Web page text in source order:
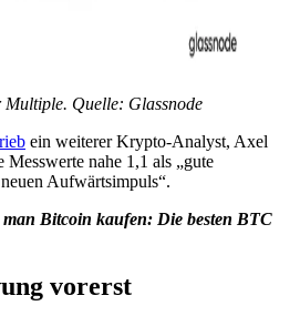
Quelle: Glassnode
ein weiterer Krypto-Analyst, Axel
Messwerte nahe 1,1 als „gute
Aufwärtsimpuls“.
man Bitcoin kaufen: Die besten BTC
vorerst